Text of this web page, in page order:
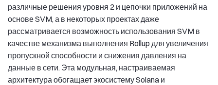
различные решения уровня 2 и цепочки приложений на
основе SVM, а в некоторых проектах даже
рассматривается возможность использования SVM в
качестве механизма выполнения Rollup для увеличения
пропускной способности и снижения давления на
данные в сети. Эта модульная, настраиваемая
архитектура обогащает экосистему Solana и